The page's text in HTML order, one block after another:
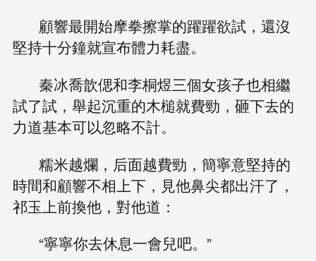
顧響最開始摩拳擦掌的躍躍欲試，還沒
堅持十分鐘就宣布體力耗盡。
秦冰喬歆偲和李桐煜三個女孩子也相繼
試了試，舉起沉重的木槌就費勁，砸下去的
力道基本可以忽略不計。
糯米越爛，后面越費勁，簡寧意堅持的
時間和顧響不相上下，見他鼻尖都出汗了，
祁玉上前換他，對他道：
“寧寧你去休息一會兒吧。”